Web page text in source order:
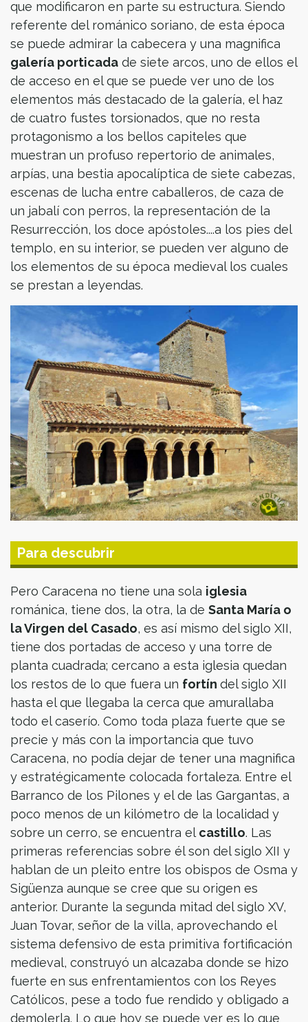
que modificaron en parte su estructura. Siendo
referente del románico soriano, de esta época
se puede admirar la cabecera y una magnifica
galería porticada de siete arcos, uno de ellos el
de acceso en el que se puede ver uno de los
elementos más destacado de la galería, el haz
de cuatro fustes torsionados, que no resta
protagonismo a los bellos capiteles que
muestran un profuso repertorio de animales,
arpías, una bestia apocalíptica de siete cabezas,
escenas de lucha entre caballeros, de caza de
un jabalí con perros, la representación de la
Resurrección, los doce apóstoles....a los pies del
templo, en su interior, se pueden ver alguno de
los elementos de su época medieval los cuales
se prestan a leyendas.
Para descubrir
Pero Caracena no tiene una sola iglesia
románica, tiene dos, la otra, la de Santa María o
la Virgen del Casado, es así mismo del siglo XII,
tiene dos portadas de acceso y una torre de
planta cuadrada; cercano a esta iglesia quedan
los restos de lo que fuera un fortín del siglo XII
hasta el que llegaba la cerca que amurallaba
todo el caserío. Como toda plaza fuerte que se
precie y más con la importancia que tuvo
Caracena, no podía dejar de tener una magnifica
y estratégicamente colocada fortaleza. Entre el
Barranco de los Pilones y el de las Gargantas, a
poco menos de un kilómetro de la localidad y
sobre un cerro, se encuentra el castillo. Las
primeras referencias sobre él son del siglo XII y
hablan de un pleito entre los obispos de Osma y
Sigüenza aunque se cree que su origen es
anterior. Durante la segunda mitad del siglo XV,
Juan Tovar, señor de la villa, aprovechando el
sistema defensivo de esta primitiva fortificación
medieval, construyó un alcazaba donde se hizo
fuerte en sus enfrentamientos con los Reyes
Católicos, pese a todo fue rendido y obligado a
demolerla. Lo que hoy se puede ver es lo que